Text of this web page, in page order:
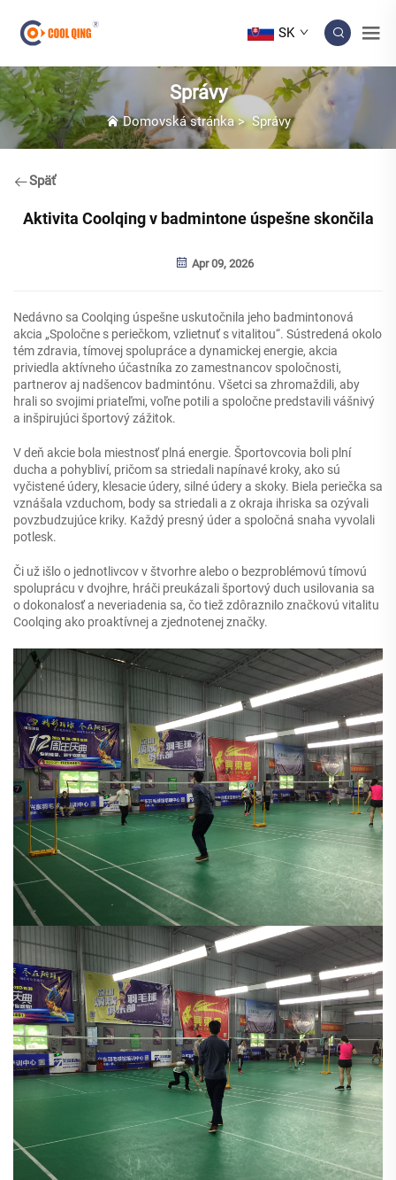
SK
Správy
Domovská stránka>Správy
Späť
Aktivita Coolqing v badmintone úspešne skončila
Apr 09, 2026
Nedávno sa Coolqing úspešne uskutočnila jeho badmintonová
akcia „Spoločne s periečkom, vzlietnuť s vitalitou“. Sústredená okolo
tém zdravia, tímovej spolupráce a dynamickej energie, akcia
priviedla aktívneho účastníka zo zamestnancov spoločnosti,
partnerov aj nadšencov badmintónu. Všetci sa zhromaždili, aby
hrali so svojimi priateľmi, voľne potili a spoločne predstavili vášnivý
a inšpirujúci športový zážitok.
V deň akcie bola miestnosť plná energie. Športovcovia boli plní
ducha a pohybliví, pričom sa striedali napínavé kroky, ako sú
vyčistené údery, klesacie údery, silné údery a skoky. Biela periečka sa
vznášala vzduchom, body sa striedali a z okraja ihriska sa ozývali
povzbudzujúce kriky. Každý presný úder a spoločná snaha vyvolali
potlesk.
Či už išlo o jednotlivcov v štvorhre alebo o bezproblémovú tímovú
spoluprácu v dvojhre, hráči preukázali športový duch usilovania sa
o dokonalosť a neveriadenia sa, čo tiež zdôraznilo značkovú vitalitu
Coolqing ako proaktívnej a zjednotenej značky.